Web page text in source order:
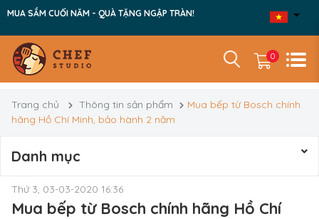
MUA SẮM CUỐI NĂM - QUÀ TẶNG NGẬP TRÀN!
0
Trang chủ Thông tin sản phẩm
Mua bếp từ Bosch chính
hãng Hồ Chí Minh, bảo hành 2 năm
Danh mục
Thứ 3, 03-03-2020 16:36
Mua bếp từ Bosch chính hãng Hồ Chí